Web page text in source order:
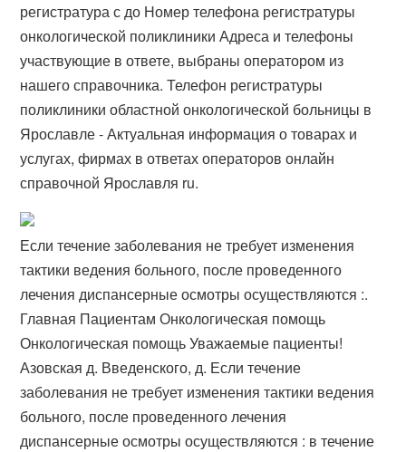
регистратура с до Номер телефона регистратуры
онкологической поликлиники Адреса и телефоны
участвующие в ответе, выбраны оператором из
нашего справочника. Телефон регистратуры
поликлиники областной онкологической больницы в
Ярославле - Актуальная информация о товарах и
услугах, фирмах в ответах операторов онлайн
справочной Ярославля ru.
Если течение заболевания не требует изменения
тактики ведения больного, после проведенного
лечения диспансерные осмотры осуществляются :.
Главная Пациентам Онкологическая помощь
Онкологическая помощь Уважаемые пациенты!
Азовская д. Введенского, д. Если течение
заболевания не требует изменения тактики ведения
больного, после проведенного лечения
диспансерные осмотры осуществляются : в течение